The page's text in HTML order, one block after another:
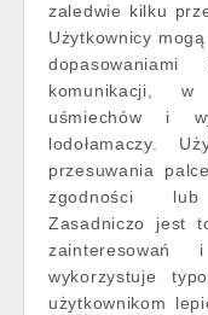
zaledwie kilku
Użytkownicy
komunikacji, w
uśmiechów i
lodołamaczy.
przesuwania
zgodności lub
Zasadniczo jest
wykorzystuje
użytkownikom